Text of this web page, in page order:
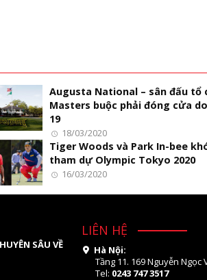
Augusta National – sân đấu tổ
Masters buộc phải đóng cửa
19
18/03/2020
Tiger Woods và Park In-bee
tham dự Olympic Tokyo 2020
16/03/2020
SÂU VỀ
LIÊN HỆ
Hà Nội:
Tầng 11. 169 Nguyễn Ngọc
Tel: 0243 747 3517